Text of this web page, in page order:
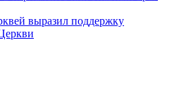
выразил поддержку